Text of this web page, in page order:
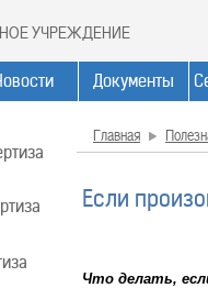
УЧРЕЖДЕНИЕ
Документы
Главная
Если
Что делать,